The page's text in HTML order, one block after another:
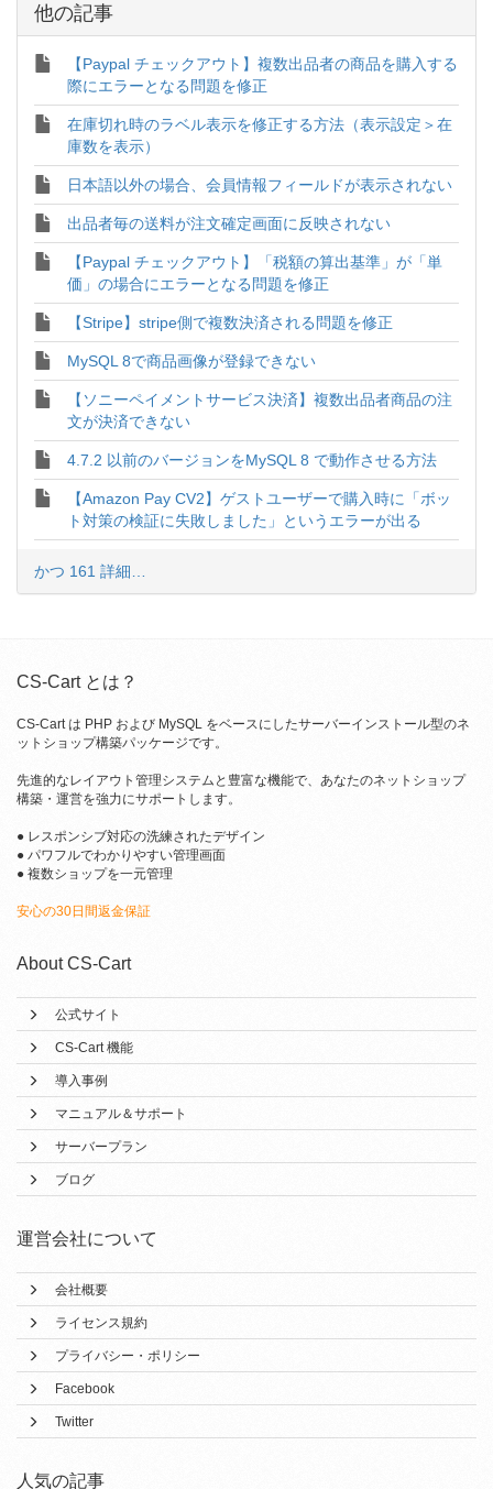
他の記事
【Paypal チェックアウト】複数出品者の商品を購入する
際にエラーとなる問題を修正
在庫切れ時のラベル表示を修正する方法（表示設定＞在
庫数を表示）
日本語以外の場合、会員情報フィールドが表示されない
出品者毎の送料が注文確定画面に反映されない
【Paypal チェックアウト】「税額の算出基準」が「単
価」の場合にエラーとなる問題を修正
【Stripe】stripe側で複数決済される問題を修正
MySQL 8で商品画像が登録できない
【ソニーペイメントサービス決済】複数出品者商品の注
文が決済できない
4.7.2 以前のバージョンをMySQL 8 で動作させる方法
【Amazon Pay CV2】ゲストユーザーで購入時に「ボッ
ト対策の検証に失敗しました」というエラーが出る
かつ 161 詳細…
CS-Cart とは？
CS-Cart は PHP および MySQL をベースにしたサーバーインストール型のネ
ットショップ構築パッケージです。
先進的なレイアウト管理システムと豊富な機能で、あなたのネットショップ
構築・運営を強力にサポートします。
● レスポンシブ対応の洗練されたデザイン
● パワフルでわかりやすい管理画面
● 複数ショップを一元管理
安心の30日間返金保証
About CS-Cart
公式サイト
CS-Cart 機能
導入事例
マニュアル＆サポート
サーバープラン
ブログ
運営会社について
会社概要
ライセンス規約
プライバシー・ポリシー
Facebook
Twitter
人気の記事